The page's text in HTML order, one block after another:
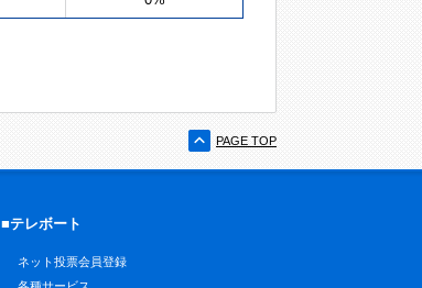
PAGE TOP
■テレボート
ネット投票会員登録